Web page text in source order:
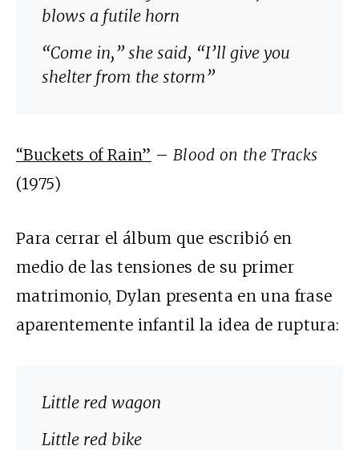
blows a futile horn
“Come in,” she said, “I’ll give you
shelter from the storm”
“Buckets of Rain” – Blood on the Tracks
(1975)
Para cerrar el álbum que escribió en
medio de las tensiones de su primer
matrimonio, Dylan presenta en una frase
aparentemente infantil la idea de ruptura:
Little red wagon
Little red bike